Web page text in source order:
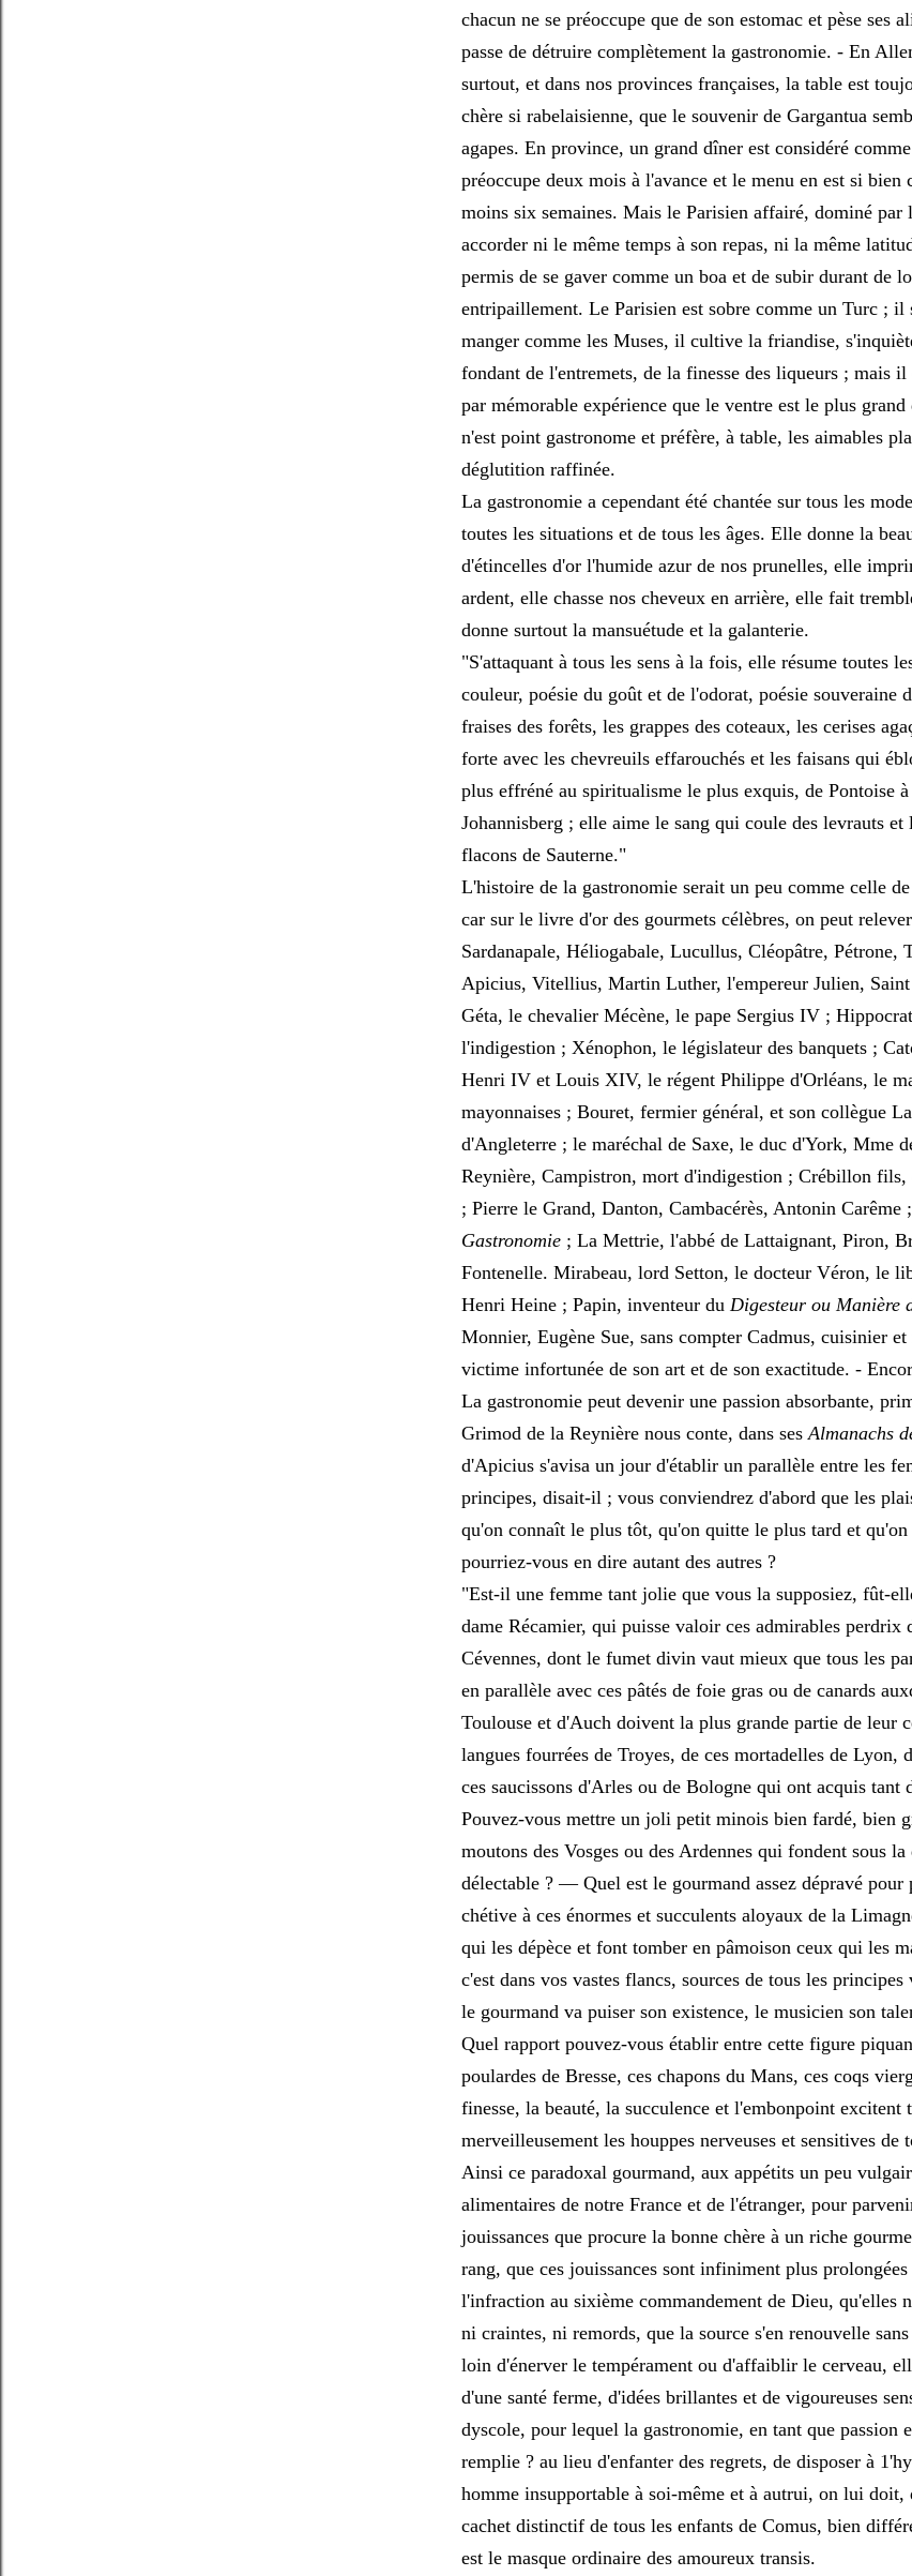
chacun ne se préoccupe que de son estomac et pèse ses
passe de détruire complètement la gastronomie. - En
surtout, et dans nos provinces françaises, la table est
chère si rabelaisienne, que le souvenir de Gargantua
agapes. En province, un grand dîner est considéré
préoccupe deux mois à l'avance et le menu en est si
moins six semaines. Mais le Parisien affairé, dominé par
accorder ni le même temps à son repas, ni la même
permis de se gaver comme un boa et de subir durant de
entripaillement. Le Parisien est sobre comme un Turc ; il
manger comme les Muses, il cultive la friandise,
fondant de l'entremets, de la finesse des liqueurs ; mais
par mémorable expérience que le ventre est le plus
n'est point gastronome et préfère, à table, les aimables
déglutition raffinée.
La gastronomie a cependant été chantée sur tous les
toutes les situations et de tous les âges. Elle donne la
d'étincelles d'or l'humide azur de nos prunelles, elle
ardent, elle chasse nos cheveux en arrière, elle fait
donne surtout la mansuétude et la galanterie.
"S'attaquant à tous les sens à la fois, elle résume toutes
couleur, poésie du goût et de l'odorat, poésie souveraine
fraises des forêts, les grappes des coteaux, les cerises
forte avec les chevreuils effarouchés et les faisans qui
plus effréné au spiritualisme le plus exquis, de Pontoise
Johannisberg ; elle aime le sang qui coule des levrauts
flacons de Sauterne."
L'histoire de la gastronomie serait un peu comme celle
car sur le livre d'or des gourmets célèbres, on peut
Sardanapale, Héliogabale, Lucullus, Cléopâtre, Pétrone,
Apicius, Vitellius, Martin Luther, l'empereur Julien,
Géta, le chevalier Mécène, le pape Sergius IV ;
l'indigestion ; Xénophon, le législateur des banquets ;
Henri IV et Louis XIV, le régent Philippe d'Orléans, le
mayonnaises ; Bouret, fermier général, et son collègue
d'Angleterre ; le maréchal de Saxe, le duc d'York, Mme
Reynière, Campistron, mort d'indigestion ; Crébillon fils,
; Pierre le Grand, Danton, Cambacérès, Antonin Carême
Gastronomie ; La Mettrie, l'abbé de Lattaignant, Piron,
Fontenelle. Mirabeau, lord Setton, le docteur Véron, le
Henri Heine ; Papin, inventeur du Digesteur ou Manière
Monnier, Eugène Sue, sans compter Cadmus, cuisinier
victime infortunée de son art et de son exactitude. -
La gastronomie peut devenir une passion absorbante,
Grimod de la Reynière nous conte, dans sesAlmanachs
d'Apicius s'avisa un jour d'établir un parallèle entre les
principes, disait-il ; vous conviendrez d'abord que les
qu'on connaît le plus tôt, qu'on quitte le plus tard et
pourriez-vous en dire autant des autres ?
"Est-il une femme tant jolie que vous la supposiez, fût-
dame Récamier, qui puisse valoir ces admirables perdrix
Cévennes, dont le fumet divin vaut mieux que tous les
en parallèle avec ces pâtés de foie gras ou de canards
Toulouse et d'Auch doivent la plus grande partie de leur
langues fourrées de Troyes, de ces mortadelles de Lyon,
ces saucissons d'Arles ou de Bologne qui ont acquis tant
Pouvez-vous mettre un joli petit minois bien fardé, bien
moutons des Vosges ou des Ardennes qui fondent sous
délectable ? — Quel est le gourmand assez dépravé pour
chétive à ces énormes et succulents aloyaux de la
qui les dépèce et font tomber en pâmoison ceux qui les
c'est dans vos vastes flancs, sources de tous les
le gourmand va puiser son existence, le musicien son
Quel rapport pouvez-vous établir entre cette figure
poulardes de Bresse, ces chapons du Mans, ces coqs
finesse, la beauté, la succulence et l'embonpoint excitent
merveilleusement les houppes nerveuses et sensitives de
Ainsi ce paradoxal gourmand, aux appétits un peu
alimentaires de notre France et de l'étranger, pour
jouissances que procure la bonne chère à un riche
rang, que ces jouissances sont infiniment plus
l'infraction au sixième commandement de Dieu, qu'elles
ni craintes, ni remords, que la source s'en renouvelle
loin d'énerver le tempérament ou d'affaiblir le cerveau,
d'une santé ferme, d'idées brillantes et de vigoureuses
dyscole, pour lequel la gastronomie, en tant que passion
remplie ? au lieu d'enfanter des regrets, de disposer à
homme insupportable à soi-même et à autrui, on lui
cachet distinctif de tous les enfants de Comus, bien
est le masque ordinaire des amoureux transis.